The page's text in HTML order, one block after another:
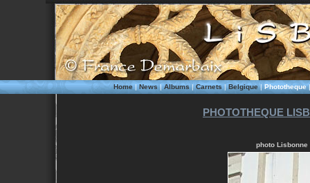
Home|News|Albums|Carnets|Belgique|Phototheque
PHOTOTHEQUE
photo Lisbonne